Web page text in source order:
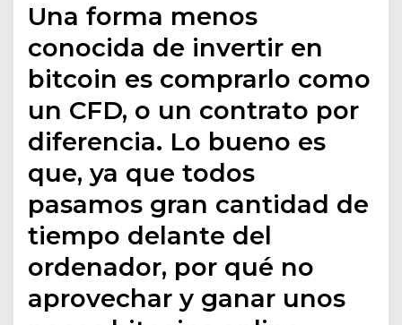
Una forma menos
conocida de invertir en
bitcoin es comprarlo como
un CFD, o un contrato por
diferencia. Lo bueno es
que, ya que todos
pasamos gran cantidad de
tiempo delante del
ordenador, por qué no
aprovechar y ganar unos